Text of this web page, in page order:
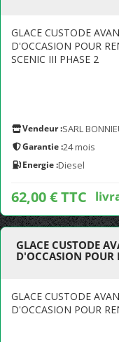
GLACE CUSTODE
D'OCCASION POUR
SCENIC III PHASE 2
Vendeur :SARL
Garantie :24 mois
Energie :Diesel
62,00 € TTC
GLACE CUSTODE
D'OCCASION POUR
GLACE CUSTODE
D'OCCASION POUR